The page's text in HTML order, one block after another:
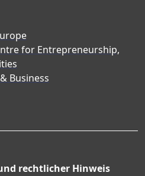
for Entrepreneurship,
Business
rechtlicher Hinweis